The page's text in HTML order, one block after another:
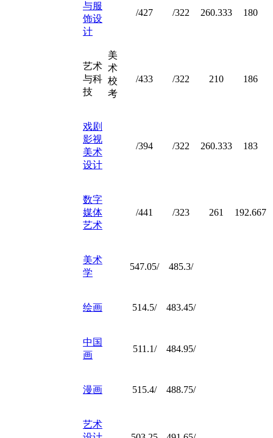
美
术
校
考
与服
饰设
计
/427 /322 260.333 180
艺术
与科
技
/433 /322 210 186
戏剧
影视
美术
设计
/394 /322 260.333 183
数字
媒体
艺术
/441 /323 261 192.667
美术
学
547.05/ 485.3/
绘画 514.5/ 483.45/
中国
画
511.1/ 484.95/
漫画 515.4/ 488.75/
艺术